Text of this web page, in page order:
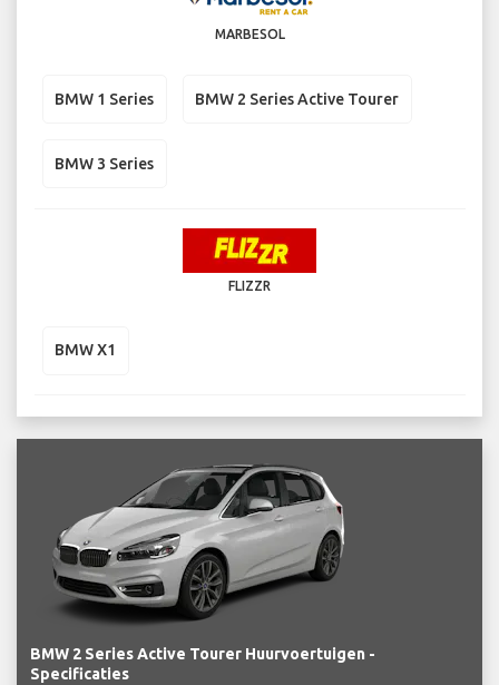
MARBESOL
BMW 1 Series BMW 2 Series Active Tourer
BMW 3 Series
FLIZZR
BMW X1
BMW 2 Series Active Tourer Huurvoertuigen -
Specificaties